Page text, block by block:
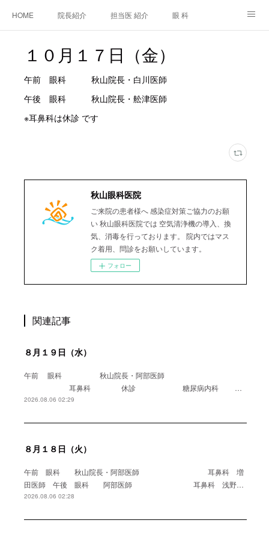
HOME 院長紹介 担当医 紹介 眼 科
アクセス ご相談・お問合せ 施設基準等及び掲示事項について
１０月１７日（金）
午前 眼科 秋山院長・白川医師
午後 眼科 秋山院長・舩津医師
※耳鼻科は休診 です
秋山眼科医院
ご来院の患者様へ 感染症対策ご協力のお願
い 秋山眼科医院では 空気清浄機の導入、換
気、消毒を行っております。 院内ではマス
ク着用、問診をお願いしています。
フォロー
関連記事
８月１９日（水）
午前 眼科 秋山院長・阿部医師
耳鼻科 休診 糖尿病内科 …
2026.08.06 02:29
８月１８日（火）
午前 眼科 秋山院長・阿部医師 耳鼻科 増
田医師 午後 眼科 阿部医師 耳鼻科 浅野…
2026.08.06 02:28